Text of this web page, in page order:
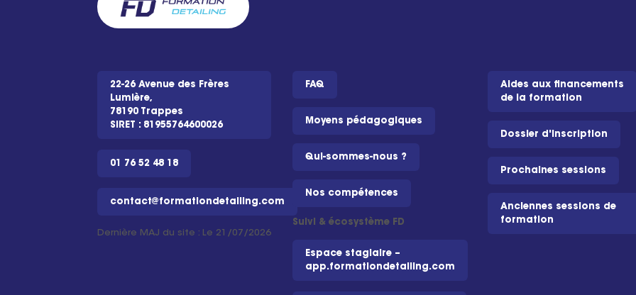
22-26 Avenue des Frères
Lumière,
78190 Trappes
SIRET : 81955764600026
01 76 52 48 18
contact@formationdetailing.com
Dernière MAJ du site : Le 21/07/2026
FAQ
Moyens pédagogiques
Qui-sommes-nous ?
Nos compétences
Suivi & écosystème FD
Espace stagiaire –
app.formationdetailing.com
Aides aux financements
de la formation
Dossier d'inscription
Prochaines sessions
Anciennes sessions de
formation